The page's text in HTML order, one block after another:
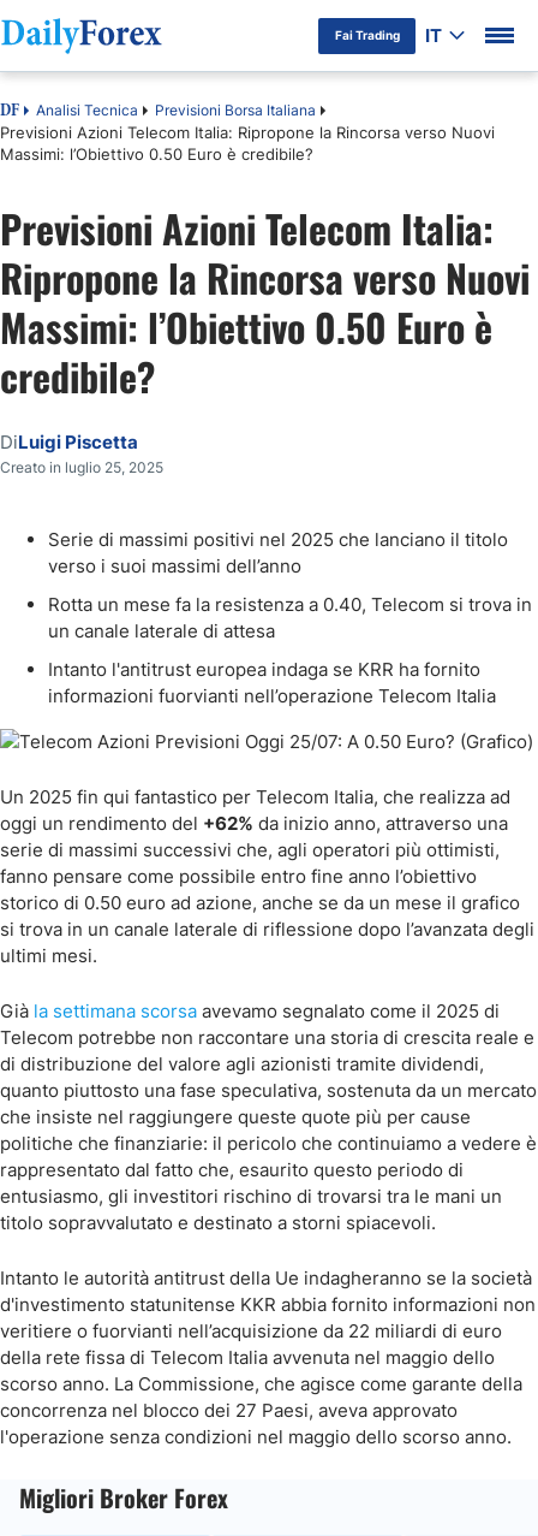
Fai Trading IT
DF Analisi Tecnica Previsioni Borsa Italiana
Previsioni Azioni Telecom Italia: Ripropone la Rincorsa verso Nuovi
Massimi: l’Obiettivo 0.50 Euro è credibile?
Previsioni Azioni Telecom Italia:
Ripropone la Rincorsa verso Nuovi
Massimi: l’Obiettivo 0.50 Euro è
credibile?
DiLuigi Piscetta
Creato in luglio 25, 2025
Serie di massimi positivi nel 2025 che lanciano il titolo
verso i suoi massimi dell’anno
Rotta un mese fa la resistenza a 0.40, Telecom si trova in
un canale laterale di attesa
Intanto l'antitrust europea indaga se KRR ha fornito
informazioni fuorvianti nell’operazione Telecom Italia
Un 2025 fin qui fantastico per Telecom Italia, che realizza ad
oggi un rendimento del +62% da inizio anno, attraverso una
serie di massimi successivi che, agli operatori più ottimisti,
fanno pensare come possibile entro fine anno l’obiettivo
storico di 0.50 euro ad azione, anche se da un mese il grafico
si trova in un canale laterale di riflessione dopo l’avanzata degli
ultimi mesi.
Già la settimana scorsa avevamo segnalato come il 2025 di
Telecom potrebbe non raccontare una storia di crescita reale e
di distribuzione del valore agli azionisti tramite dividendi,
quanto piuttosto una fase speculativa, sostenuta da un mercato
che insiste nel raggiungere queste quote più per cause
politiche che finanziarie: il pericolo che continuiamo a vedere è
rappresentato dal fatto che, esaurito questo periodo di
entusiasmo, gli investitori rischino di trovarsi tra le mani un
titolo sopravvalutato e destinato a storni spiacevoli.
Intanto le autorità antitrust della Ue indagheranno se la società
d'investimento statunitense KKR abbia fornito informazioni non
veritiere o fuorvianti nell’acquisizione da 22 miliardi di euro
della rete fissa di Telecom Italia avvenuta nel maggio dello
scorso anno. La Commissione, che agisce come garante della
concorrenza nel blocco dei 27 Paesi, aveva approvato
l'operazione senza condizioni nel maggio dello scorso anno.
Migliori Broker Forex